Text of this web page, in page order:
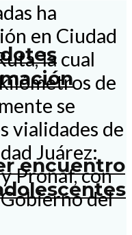
encuentro
ha
en Ciudad
la cual
de
se
vialidades de
Juárez:
Pronaf, con
del